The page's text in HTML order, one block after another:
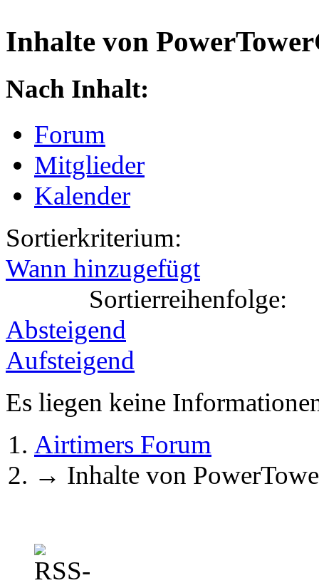
Inhalte von
Nach Inhalt:
Forum
Mitglieder
Kalender
Sortierkriterium:
Wann hinzugefügt
Sortierreihenfolge:
Absteigend
Aufsteigend
Es liegen keine
Airtimers Forum
→ Inhalte von